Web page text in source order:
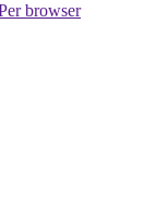
browser